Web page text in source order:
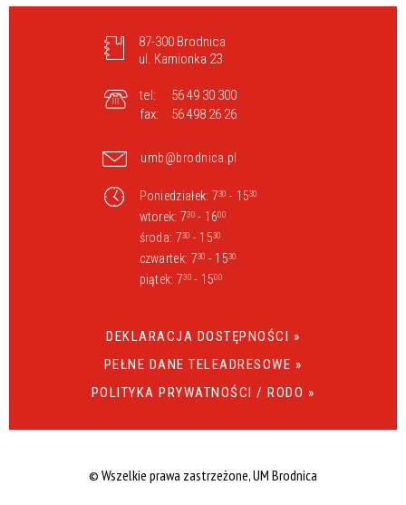
87-300 Brodnica
ul. Kamionka 23
tel:
56 49 30 300
fax:
56 498 26 26
umb@brodnica.pl
Poniedziałek: 730 - 1530
wtorek: 730- 1600
środa: 730 - 1530
czwartek: 730 - 1530
piątek: 730- 1500
DEKLARACJA DOSTĘPNOŚCI »
PEŁNE DANE TELEADRESOWE »
POLITYKA PRYWATNOŚCI / RODO »
© Wszelkie prawa zastrzeżone, UM Brodnica